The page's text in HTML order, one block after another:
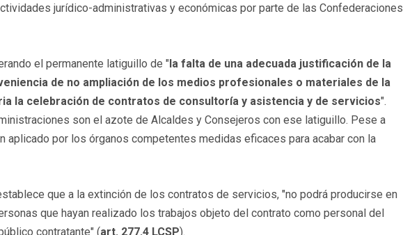
jurídico-administrativas y económicas por parte de las Confederaciones
el permanente latiguillo de "la falta de una adecuada justificación de la
de no ampliación de los medios profesionales o materiales de la
la celebración de contratos de consultoría y asistencia y de servicios".
son el azote de Alcaldes y Consejeros con ese latiguillo. Pese a
aplicado por los órganos competentes medidas eficaces para acabar con la
que a la extinción de los contratos de servicios, "no podrá producirse en
que hayan realizado los trabajos objeto del contrato como personal del
contratante" (art. 277.4 LCSP).